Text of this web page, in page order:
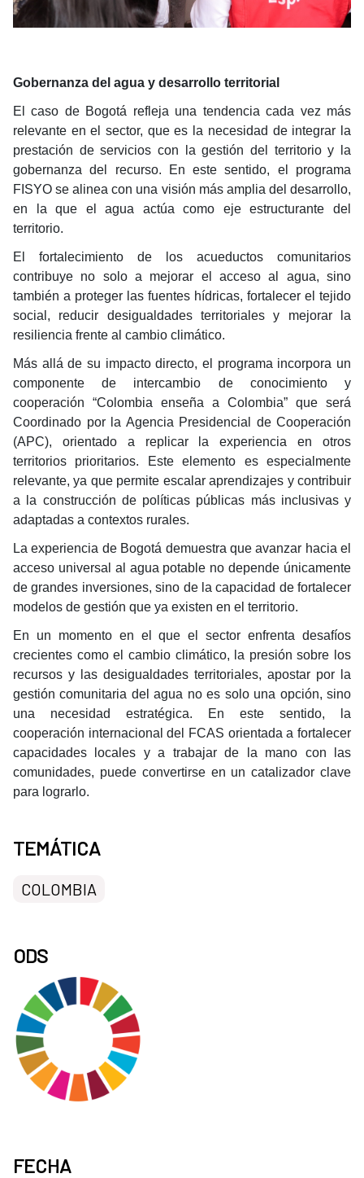
Gobernanza del agua y desarrollo territorial
El caso de Bogotá refleja una tendencia cada vez más
relevante en el sector, que es la necesidad de integrar la
prestación de servicios con la gestión del territorio y la
gobernanza del recurso. En este sentido, el programa
FISYO se alinea con una visión más amplia del desarrollo,
en la que el agua actúa como eje estructurante del
territorio.
El fortalecimiento de los acueductos comunitarios
contribuye no solo a mejorar el acceso al agua, sino
también a proteger las fuentes hídricas, fortalecer el tejido
social, reducir desigualdades territoriales y mejorar la
resiliencia frente al cambio climático.
Más allá de su impacto directo, el programa incorpora un
componente de intercambio de conocimiento y
cooperación “Colombia enseña a Colombia” que será
Coordinado por la Agencia Presidencial de Cooperación
(APC), orientado a replicar la experiencia en otros
territorios prioritarios. Este elemento es especialmente
relevante, ya que permite escalar aprendizajes y contribuir
a la construcción de políticas públicas más inclusivas y
adaptadas a contextos rurales.
La experiencia de Bogotá demuestra que avanzar hacia el
acceso universal al agua potable no depende únicamente
de grandes inversiones, sino de la capacidad de fortalecer
modelos de gestión que ya existen en el territorio.
En un momento en el que el sector enfrenta desafíos
crecientes como el cambio climático, la presión sobre los
recursos y las desigualdades territoriales, apostar por la
gestión comunitaria del agua no es solo una opción, sino
una necesidad estratégica. En este sentido, la
cooperación internacional del FCAS orientada a fortalecer
capacidades locales y a trabajar de la mano con las
comunidades, puede convertirse en un catalizador clave
para lograrlo.
TEMÁTICA
COLOMBIA
ODS
FECHA